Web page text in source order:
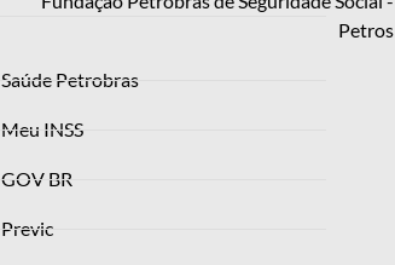
Petros
Saúde Petrobras
Meu INSS
GOV BR
Previc